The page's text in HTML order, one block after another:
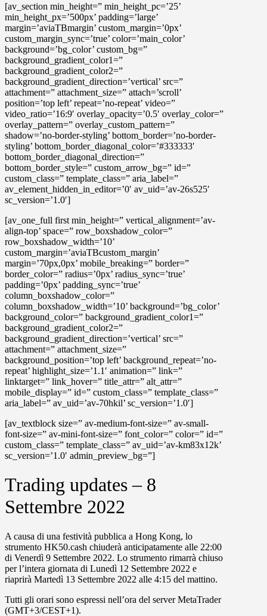
[av_section min_height=” min_height_pc=’25’
min_height_px=’500px’ padding=’large’
margin=’aviaTBmargin’ custom_margin=’0px’
custom_margin_sync=’true’ color=’main_color’
background=’bg_color’ custom_bg=”
background_gradient_color1=”
background_gradient_color2=”
background_gradient_direction=’vertical’ src=”
attachment=” attachment_size=” attach=’scroll’
position=’top left’ repeat=’no-repeat’ video=”
video_ratio=’16:9′ overlay_opacity=’0.5′ overlay_color=”
overlay_pattern=” overlay_custom_pattern=”
shadow=’no-border-styling’ bottom_border=’no-border-
styling’ bottom_border_diagonal_color=’#333333′
bottom_border_diagonal_direction=”
bottom_border_style=” custom_arrow_bg=” id=”
custom_class=” template_class=” aria_label=”
av_element_hidden_in_editor=’0′ av_uid=’av-26s525′
sc_version=’1.0′]
[av_one_full first min_height=” vertical_alignment=’av-
align-top’ space=” row_boxshadow_color=”
row_boxshadow_width=’10’
custom_margin=’aviaTBcustom_margin’
margin=’70px,0px’ mobile_breaking=” border=”
border_color=” radius=’0px’ radius_sync=’true’
padding=’0px’ padding_sync=’true’
column_boxshadow_color=”
column_boxshadow_width=’10’ background=’bg_color’
background_color=” background_gradient_color1=”
background_gradient_color2=”
background_gradient_direction=’vertical’ src=”
attachment=” attachment_size=”
background_position=’top left’ background_repeat=’no-
repeat’ highlight_size=’1.1′ animation=” link=”
linktarget=” link_hover=” title_attr=” alt_attr=”
mobile_display=” id=” custom_class=” template_class=”
aria_label=” av_uid=’av-70hkil’ sc_version=’1.0′]
[av_textblock size=” av-medium-font-size=” av-small-
font-size=” av-mini-font-size=” font_color=” color=” id=”
custom_class=” template_class=” av_uid=’av-km83x12k’
sc_version=’1.0′ admin_preview_bg=”]
Trading updates – 8
Settembre 2022
A causa di una festività pubblica a Hong Kong, lo
strumento HK50.cash chiuderà anticipatamente alle 22:00
di Venerdì 9 Settembre 2022. Lo strumento rimarrà chiuso
per l’intera giornata di Lunedì 12 Settembre 2022 e
riaprirà Martedì 13 Settembre 2022 alle 4:15 del mattino.
Tutti gli orari sono espressi nell’ora del server MetaTrader
(GMT+3/CEST+1).